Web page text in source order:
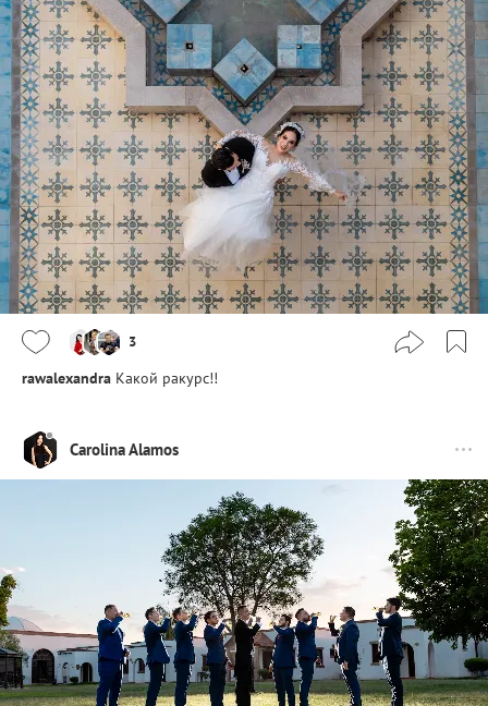
3
rawalexandra Какой ракурс!!
Carolina Alamos